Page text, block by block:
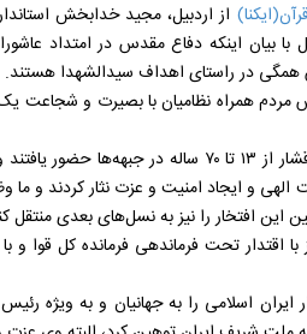
با بیان اینکه دفاع مقدس در امتداد
در راستای اهداف سیدالشهدا هستند.
همراه نظامیان با بصیرت و شجاعت یک
خدابخش با بیان اینکه تمامی اقشار از ۱۳ تا
و ایجاد امنیت و عزت نثار کردند و ما
این افتخار را نیز به نسل‌های بعدی منتقل
با اقتدار تحت فرماندهی فرمانده کل قوا و
اسلامی را به جهانیان و به ویژه